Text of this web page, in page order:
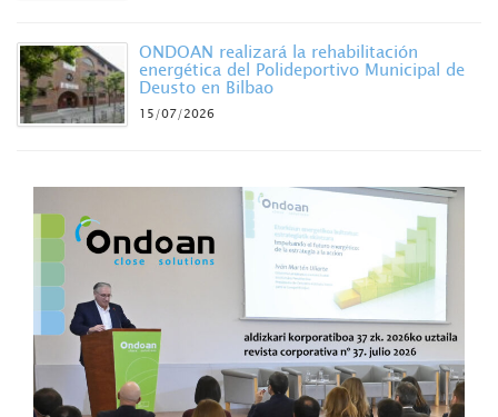
ONDOAN realizará la rehabilitación
energética del Polideportivo Municipal de
Deusto en Bilbao
15/07/2026